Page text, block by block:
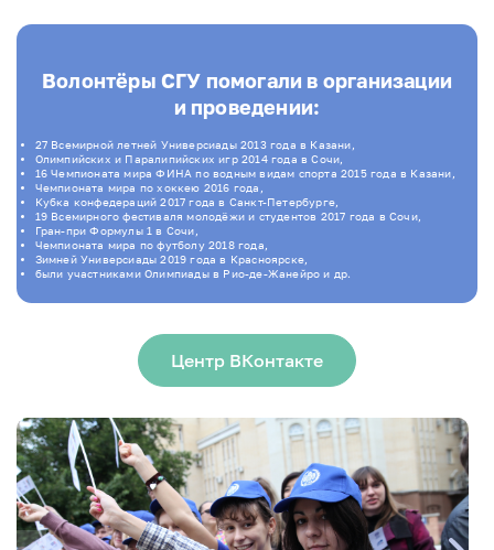
Волонтёры СГУ помогали в организации
и проведении:
27 Всемирной летней Универсиады 2013 года в Казани,
Олимпийских и Паралипийских игр 2014 года в Сочи,
16 Чемпионата мира ФИНА по водным видам спорта 2015 года в Казани,
Чемпионата мира по хоккею 2016 года,
Кубка конфедераций 2017 года в Санкт-Петербурге,
19 Всемирного фестиваля молодёжи и студентов 2017 года в Сочи,
Гран-при Формулы 1 в Сочи,
Чемпионата мира по футболу 2018 года,
Зимней Универсиады 2019 года в Красноярске,
были участниками Олимпиады в Рио-де-Жанейро и др.
Центр ВКонтакте